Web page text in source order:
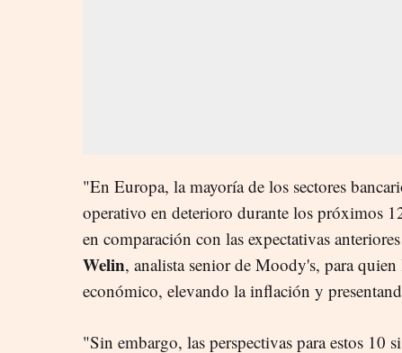
"En Europa, la mayoría de los sectores
operativo en deterioro durante los próximos
en comparación con las expectativas
Welin, analista senior de Moody's, para
económico, elevando la inflación y
"Sin embargo, las perspectivas para estos 10